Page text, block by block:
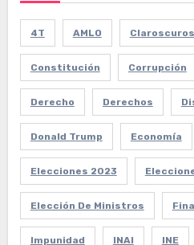
4T AMLO Claroscuros
Constitución Corrupción
Derecho Derechos
Donald Trump Economía
Elecciones 2023
Elección De Ministros
Impunidad INAI INE